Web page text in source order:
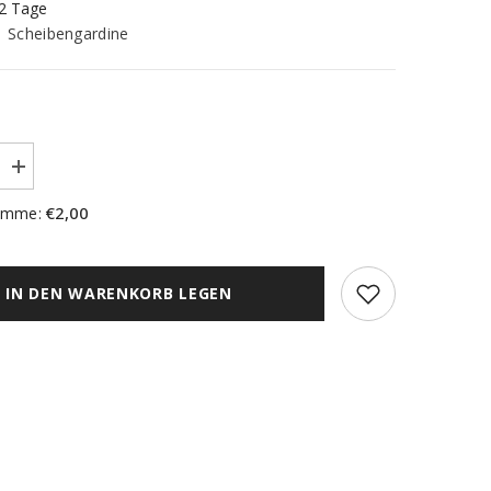
Tage
Scheibengardine
Menge
erhöhen
für
nach
Hund
50cm
€2,00
IN DEN WARENKORB LEGEN